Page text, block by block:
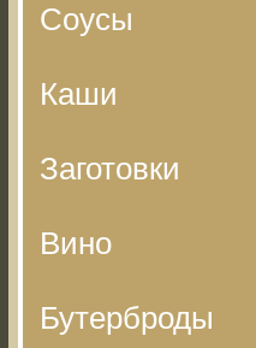
Соусы
Каши
Заготовки
Вино
Бутерброды